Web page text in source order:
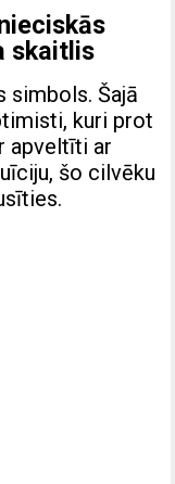
skaitlis
simbols. Šajā
kuri prot
apveltīti ar
šo cilvēku